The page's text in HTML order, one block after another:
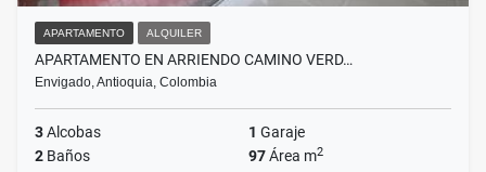
APARTAMENTO ALQUILER
APARTAMENTO EN ARRIENDO CAMINO VERD…
Envigado, Antioquia, Colombia
3Alcobas 1 Garaje
2 Baños 97Área m2